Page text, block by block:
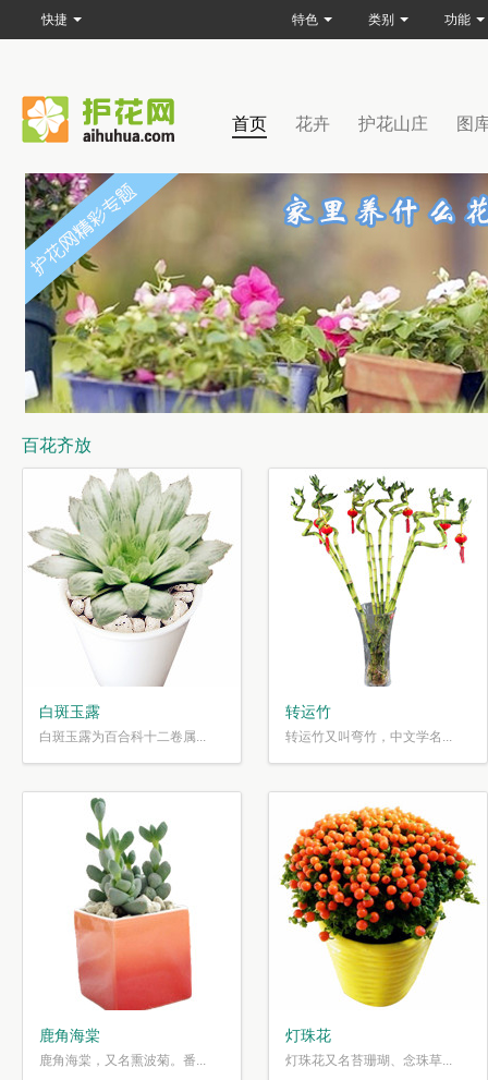
首页 花卉 护花山庄 图
百花齐放
白斑玉露
白斑玉露为百合科十二卷属...
转运竹
转运竹又叫弯竹，中文学名...
鹿角海棠
鹿角海棠，又名熏波菊。番...
灯珠花
灯珠花又名苔珊瑚、念珠草...
快捷 特色 类别 功能